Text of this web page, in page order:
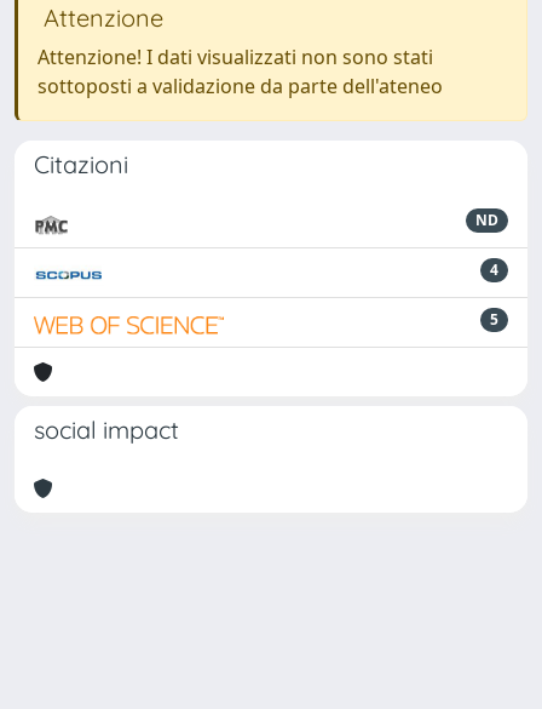
Attenzione
Attenzione! I dati visualizzati non sono stati
sottoposti a validazione da parte dell'ateneo
Citazioni
ND
4
5
social impact